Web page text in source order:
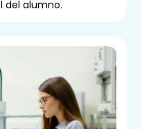
del alumno.